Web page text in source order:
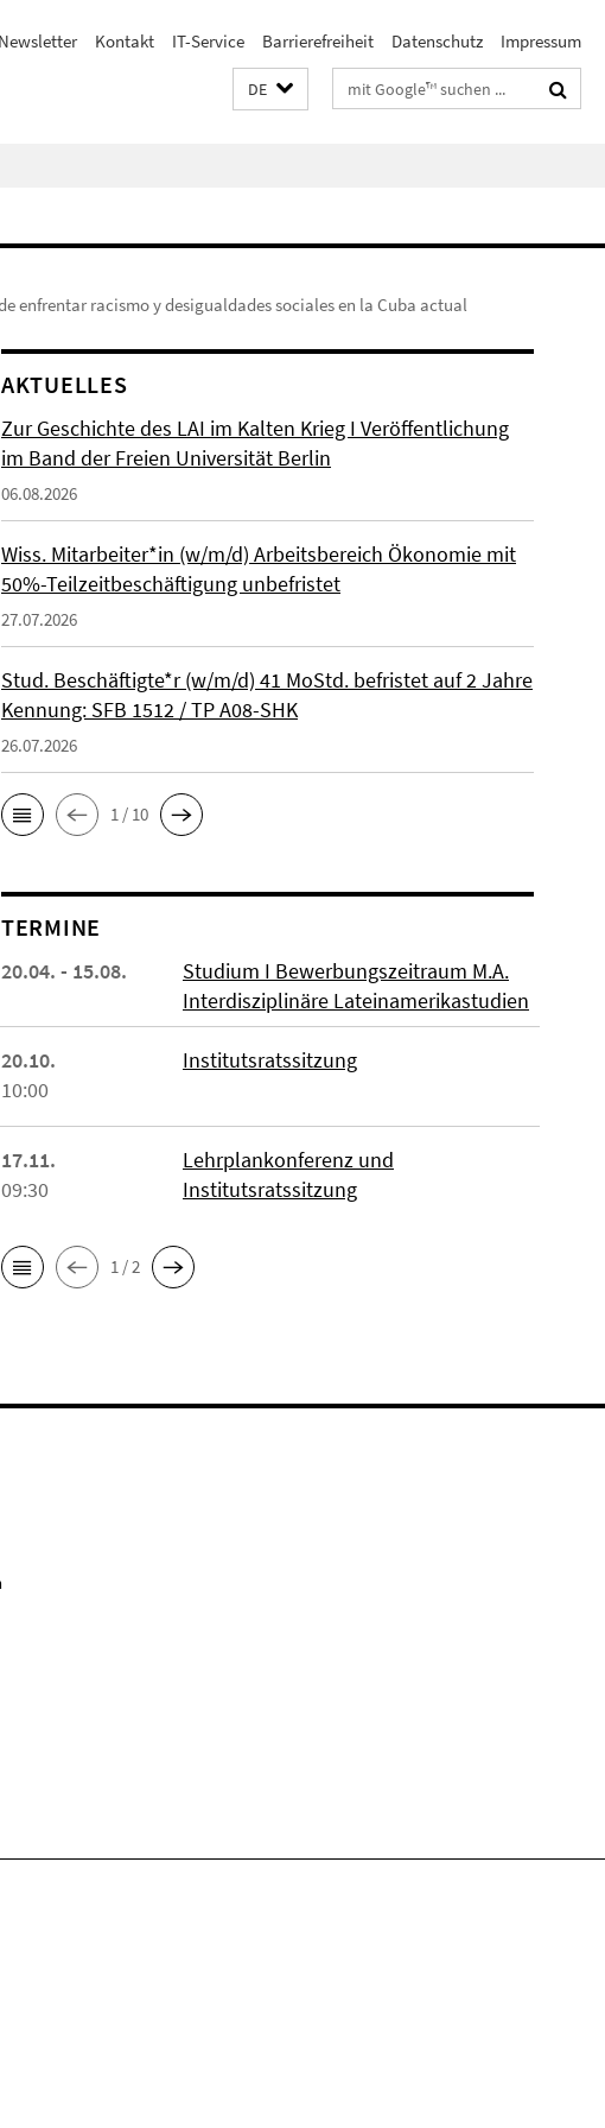
Newsletter Kontakt IT-Service Barrierefreiheit Datenschutz Impressum
DE Suchbegriffe
enfrentar racismo y desigualdades sociales en la Cuba actual
AKTUELLES
Zur Geschichte des LAI im Kalten Krieg I Veröffentlichung
im Band der Freien Universität Berlin
06.08.2026
Wiss. Mitarbeiter*in (w/m/d) Arbeitsbereich Ökonomie mit
50%-Teilzeitbeschäftigung unbefristet
27.07.2026
Stud. Beschäftigte*r (w/m/d) 41 MoStd. befristet auf 2 Jahre
Kennung: SFB 1512 / TP A08-SHK
26.07.2026
1 / 10
TERMINE
20.04. - 15.08.
Studium I Bewerbungszeitraum M.A.
Interdisziplinäre Lateinamerikastudien
20.10.
10:00
Institutsratssitzung
17.11.
09:30
Lehrplankonferenz und
Institutsratssitzung
1 / 2